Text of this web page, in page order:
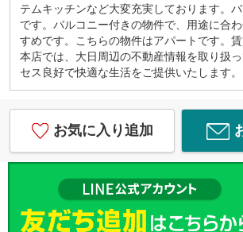
テムキッチンなど大変充実しております。
です。バルコニー付きの物件で、用途に合
すめです。こちらの物件はアパートです。
本店では、大日周辺の不動産情報を取り扱
セス良好で快適な生活をご提供いたします。
お気に入り追加